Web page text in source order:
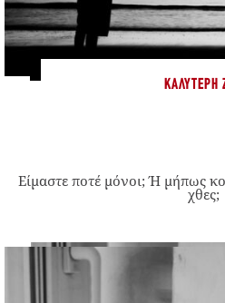
ΚΑΛΎΤΕΡΗ
Είμαστε ποτέ μόνοι; Ή μήπως
χθες;